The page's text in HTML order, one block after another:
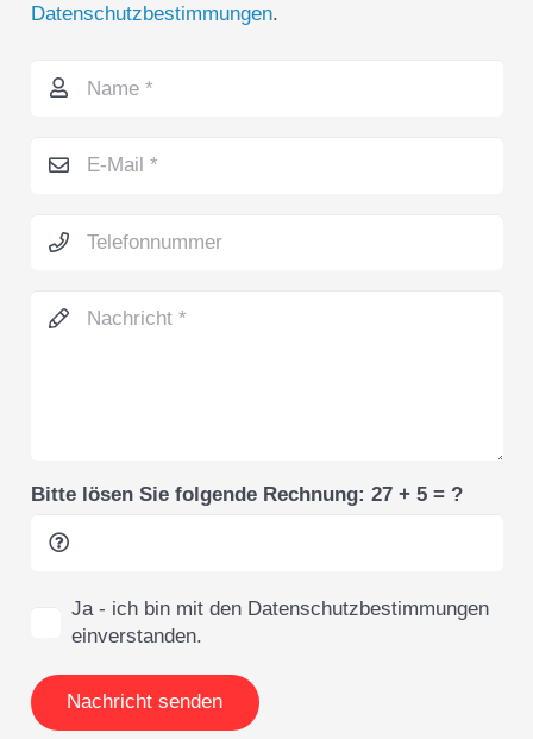
Datenschutzbestimmungen.
Bitte lösen Sie folgende Rechnung: 27 + 5 = ?
Ja - ich bin mit den Datenschutzbestimmungen
einverstanden.
Nachricht senden